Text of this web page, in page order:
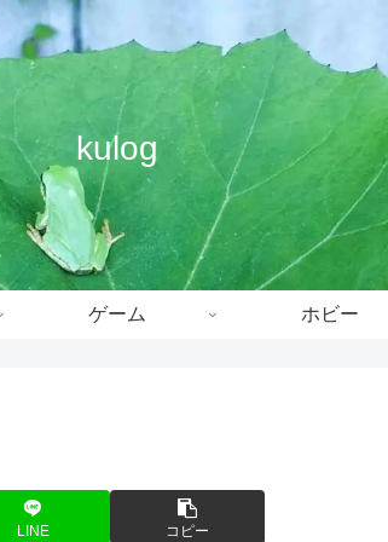
kulog
ゲーム ホビー
LINE コピー